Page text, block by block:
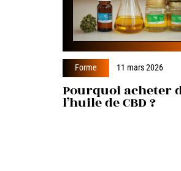
Forme 11 mars 2026
Pourquoi acheter
l’huile de CBD ?